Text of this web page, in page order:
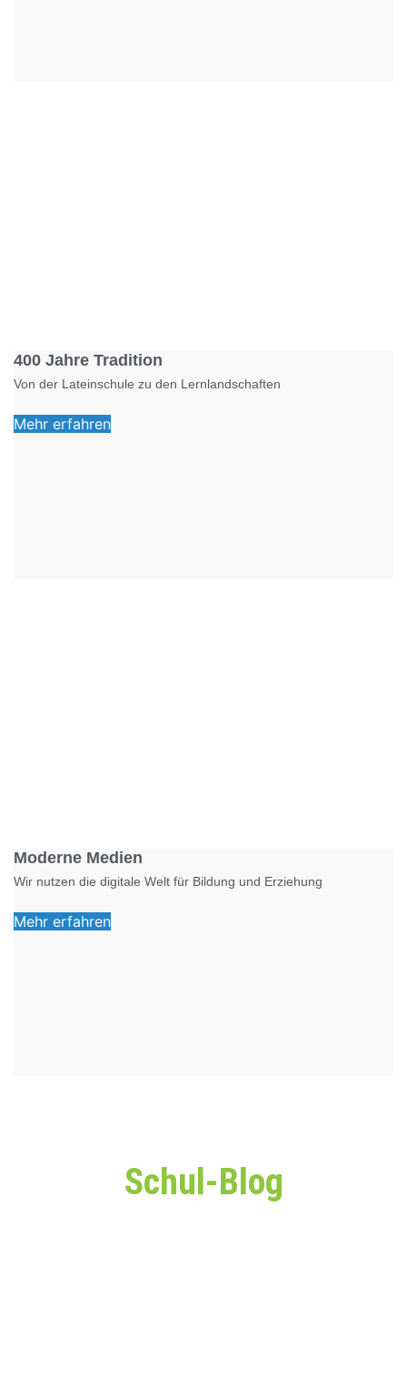
400 Jahre Tradition
Von der Lateinschule zu den Lernlandschaften
Mehr erfahren
Moderne Medien
Wir nutzen die digitale Welt für Bildung und Erziehung
Mehr erfahren
Schul-Blog